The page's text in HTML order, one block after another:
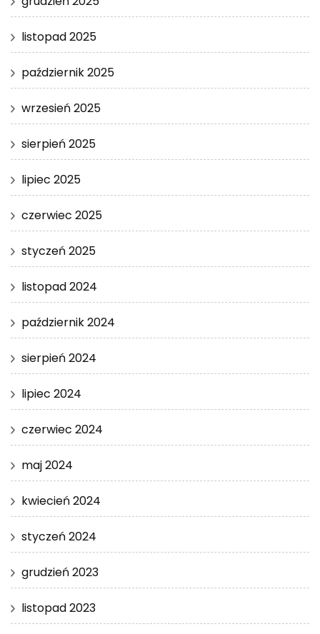
listopad 2025
październik 2025
wrzesień 2025
sierpień 2025
lipiec 2025
czerwiec 2025
styczeń 2025
listopad 2024
październik 2024
sierpień 2024
lipiec 2024
czerwiec 2024
maj 2024
kwiecień 2024
styczeń 2024
grudzień 2023
listopad 2023